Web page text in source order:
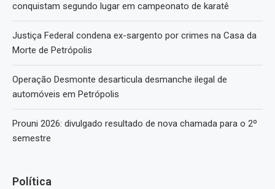
conquistam segundo lugar em campeonato de karatê
Justiça Federal condena ex-sargento por crimes na Casa da
Morte de Petrópolis
Operação Desmonte desarticula desmanche ilegal de
automóveis em Petrópolis
Prouni 2026: divulgado resultado de nova chamada para o 2º
semestre
Política